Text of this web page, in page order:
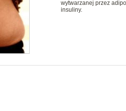
wytwarzanej przez
insuliny.